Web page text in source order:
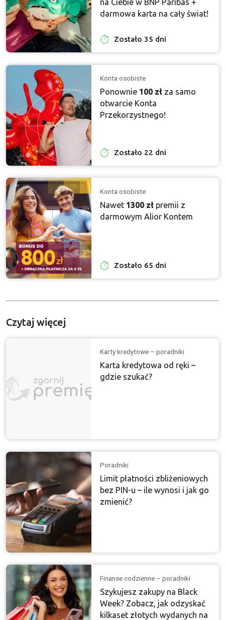
na Ciebie w BNP Paribas +
darmowa karta na cały świat!
Zostało 35 dni
Konta osobiste
Ponownie 100 zł za samo
otwarcie Konta
Przekorzystnego!
Zostało 22 dni
Konta osobiste
Nawet 1300 zł premii z
darmowym Alior Kontem
Zostało 65 dni
Czytaj więcej
Karty kredytowe – poradniki
Karta kredytowa od ręki –
gdzie szukać?
Poradniki
Limit płatności zbliżeniowych
bez PIN-u – ile wynosi i jak go
zmienić?
Finanse codzienne – poradniki
Szykujesz zakupy na Black
Week? Zobacz, jak odzyskać
kilkaset złotych wydanych na